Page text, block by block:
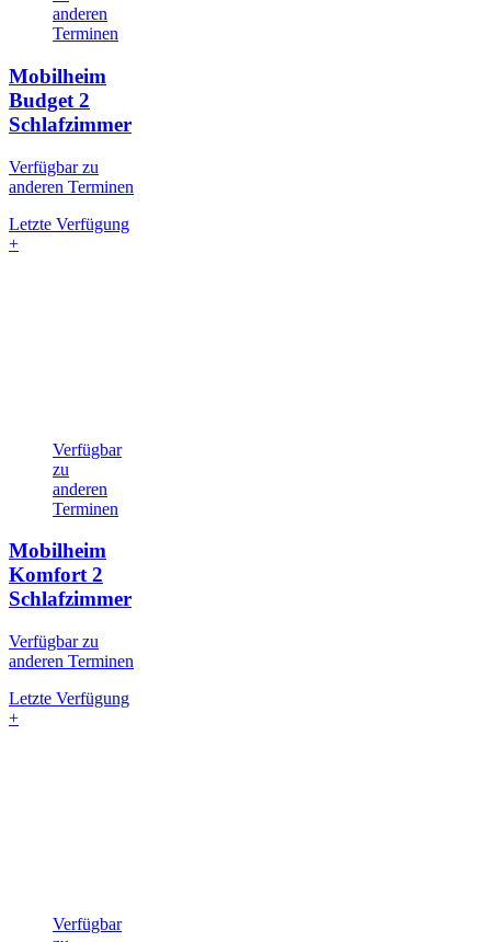
anderen
Terminen
Mobilheim
Budget 2
Schlafzimmer
Verfügbar zu
anderen Terminen
Letzte Verfügung
+
Verfügbar
zu
anderen
Terminen
Mobilheim
Komfort2
Schlafzimmer
Verfügbar zu
anderen Terminen
Letzte Verfügung
+
Verfügbar